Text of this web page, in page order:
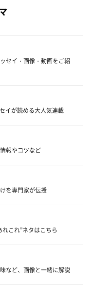
セイ・画像・動画をご紹
イが読める大人気連載
報やコツなど
を専門家が伝授
これ”ネタはこちら
など、画像と一緒に解説